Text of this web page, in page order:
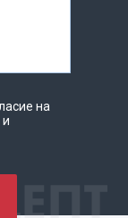
на